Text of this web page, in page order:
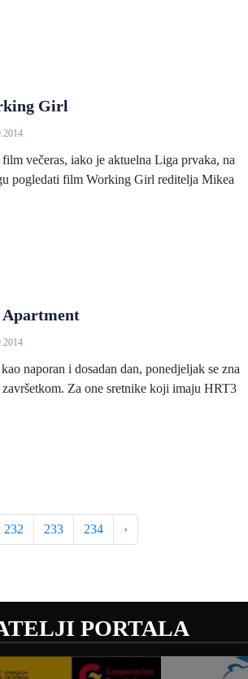
Girl
večeras, iako je aktuelna Liga prvaka, na
pogledati film Working Girl reditelja Mikea
naporan i dosadan dan, ponedjeljak se zna
Za one sretnike koji imaju HRT3
232 233 234 ›
PORTALA